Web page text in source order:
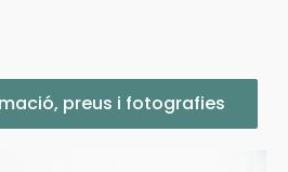
preus i fotografies